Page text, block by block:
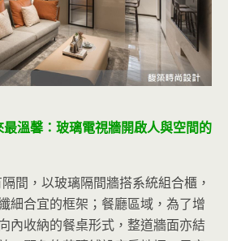
溫馨：玻璃電視牆開啟人與空間的
間，以玻璃隔間牆搭系統組合櫃，
細合宜的框架；餐廳區域，為了增
內收納的餐桌形式，整道牆面亦結